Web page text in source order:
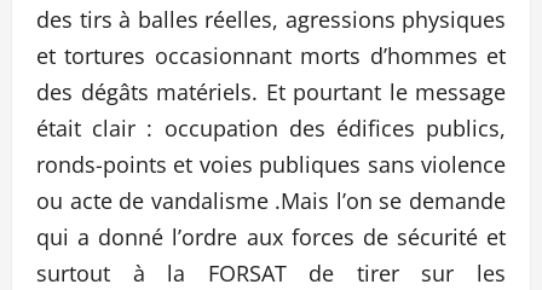
des tirs à balles réelles, agressions physiques
et tortures occasionnant morts d’hommes et
des dégâts matériels. Et pourtant le message
était clair : occupation des édifices publics,
ronds-points et voies publiques sans violence
ou acte de vandalisme .Mais l’on se demande
qui a donné l’ordre aux forces de sécurité et
surtout à la FORSAT de tirer sur les